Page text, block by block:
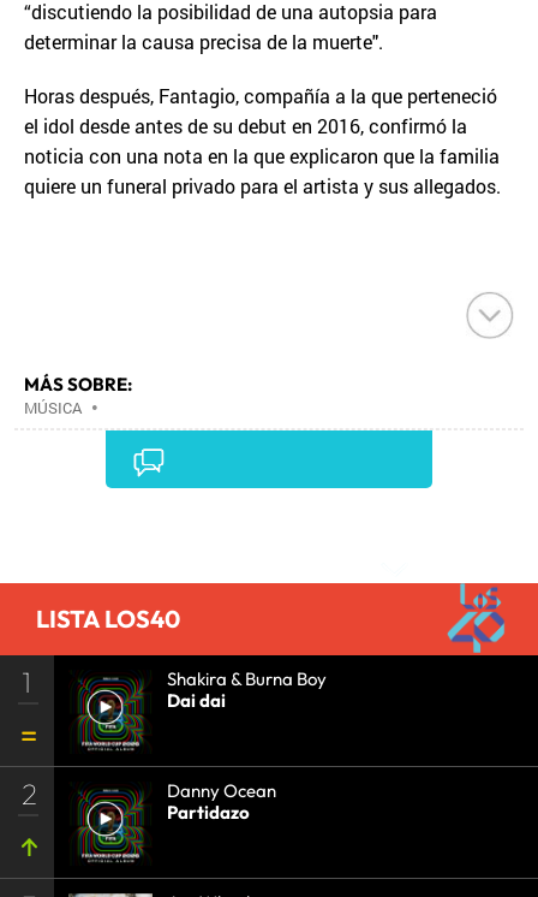
“discutiendo la posibilidad de una autopsia para
determinar la causa precisa de la muerte".
Horas después, Fantagio, compañía a la que perteneció
el idol desde antes de su debut en 2016, confirmó la
noticia con una nota en la que explicaron que la familia
quiere un funeral privado para el artista y sus allegados.
MÁS SOBRE:
MÚSICA •
LISTA LOS40
1
Shakira & Burna Boy
Dai dai
2
Danny Ocean
Partidazo